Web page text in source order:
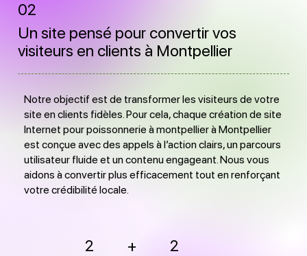
02
Un site pensé pour convertir vos
visiteurs en clients à Montpellier
Notre objectif est de transformer les visiteurs de votre
site en clients fidèles. Pour cela, chaque création de site
Internet pour poissonnerie à montpellier à Montpellier
est conçue avec des appels à l’action clairs, un parcours
utilisateur fluide et un contenu engageant. Nous vous
aidons à convertir plus efficacement tout en renforçant
votre crédibilité locale.
2 + 2